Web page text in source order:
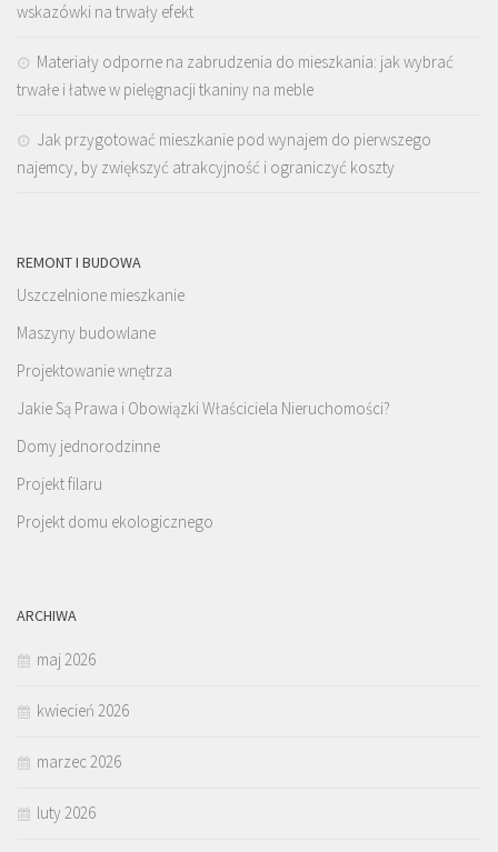
wskazówki na trwały efekt
Materiały odporne na zabrudzenia do mieszkania: jak wybrać
trwałe i łatwe w pielęgnacji tkaniny na meble
Jak przygotować mieszkanie pod wynajem do pierwszego
najemcy, by zwiększyć atrakcyjność i ograniczyć koszty
REMONT I BUDOWA
Uszczelnione mieszkanie
Maszyny budowlane
Projektowanie wnętrza
Jakie Są Prawa i Obowiązki Właściciela Nieruchomości?
Domy jednorodzinne
Projekt filaru
Projekt domu ekologicznego
ARCHIWA
maj 2026
kwiecień 2026
marzec 2026
luty 2026